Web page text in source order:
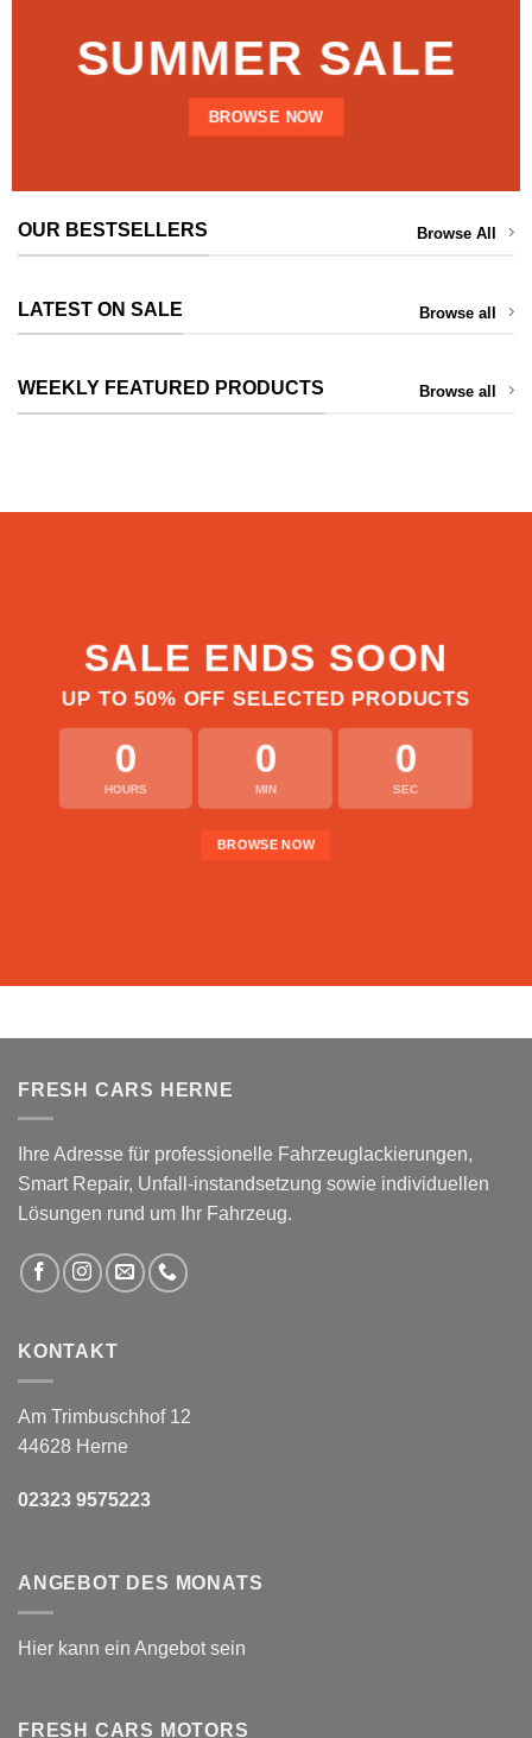
SUMMER SALE
BROWSE NOW
OUR BESTSELLERS Browse All
LATEST ON SALE Browse all
WEEKLY FEATURED PRODUCTS Browse all
SALE ENDS SOON
UP TO50% OFF SELECTED PRODUCTS
0
HOURS
0
MIN
0
SEC
BROWSE NOW
FRESH CARS HERNE
Ihre Adresse für professionelle Fahrzeuglackierungen,
Smart Repair, Unfall-instandsetzung sowie individuellen
Lösungen rund um Ihr Fahrzeug.
KONTAKT
Am Trimbuschhof 12
44628 Herne
02323 9575223
ANGEBOT DES MONATS
Hier kann ein Angebot sein
FRESH CARS MOTORS